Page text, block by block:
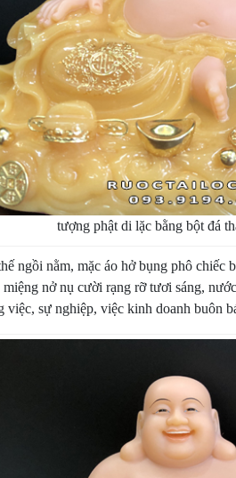
tượng phật di lặc bằng bột đá
ngồi nằm, mặc áo hở bụng phô
nở nụ cười rạng rỡ tươi sáng,
việc, sự nghiệp, việc kinh doanh buôn